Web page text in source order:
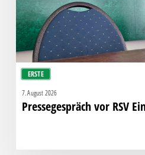
ERSTE
Chemie
7. August 2026
Pressegespräch vor RSV